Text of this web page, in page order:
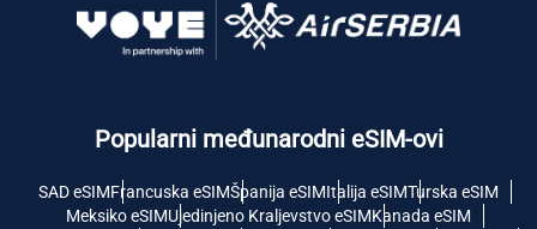
Popularni međunarodni eSIM-ovi
SAD eSIMFrancuska eSIMŠpanija eSIMItalija eSIMTurska eSIM
Meksiko eSIMUjedinjeno Kraljevstvo eSIMKanada eSIM